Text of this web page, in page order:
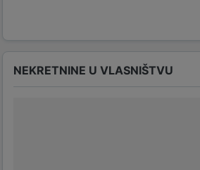
NEKRETNINE U VLASNIŠTVU